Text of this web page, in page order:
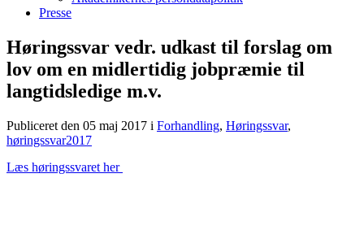
Presse
Høringssvar vedr. udkast til forslag om
lov om en midlertidig jobpræmie til
langtidsledige m.v.
Publiceret den 05 maj 2017 i Forhandling, Høringssvar,
høringssvar2017
Læs høringssvaret her